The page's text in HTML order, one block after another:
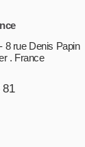
8 rue Denis Papin
. France
81